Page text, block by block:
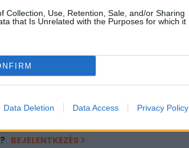
Collection, Use, Retention, Sale, and/or Sharing
that Is Unrelated with the Purposes for which it
Data Deletion Data Access Privacy Policy
tartalmazza:
2 év napon belüli
BEJELENTKEZÉS